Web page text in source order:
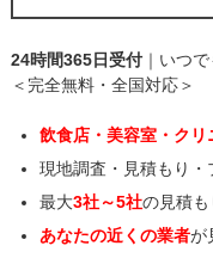
24時間365日受付｜いつ
＜完全無料・全国対応＞
飲食店・美容室・クリ
現地調査・見積もり・
最大3社～5社の見積
あなたの近くの業者が